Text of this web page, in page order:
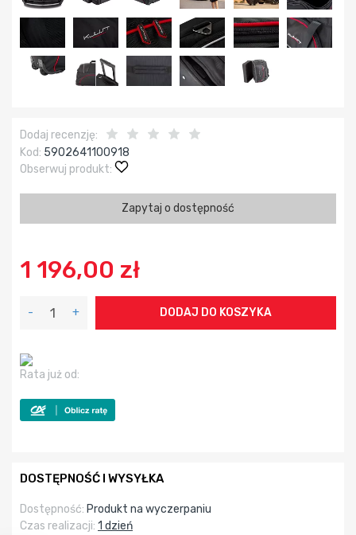
Dodaj recenzję:
Kod: 5902641100918
Obserwuj produkt:
Zapytaj o dostępność
1 196,00 zł
- + DODAJ DO KOSZYKA
Rata już od:
DOSTĘPNOŚĆ I WYSYŁKA
Dostępność: Produkt na wyczerpaniu
Czas realizacji: 1 dzień